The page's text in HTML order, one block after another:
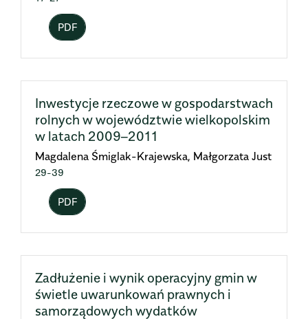
PDF
Inwestycje rzeczowe w gospodarstwach
rolnych w województwie wielkopolskim
w latach 2009–2011
Magdalena Śmiglak-Krajewska, Małgorzata Just
29-39
PDF
Zadłużenie i wynik operacyjny gmin w
świetle uwarunkowań prawnych i
samorządowych wydatków